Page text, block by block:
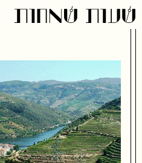
שִׂים
לֵב:
בְּאֲתָר
זֶה
הַמְּסַיַּעַת
לִנְגִישׁוּת